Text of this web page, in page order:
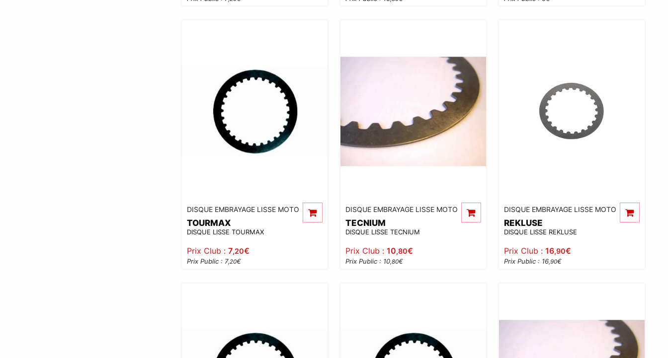
DISQUE EMBRAYAGE LISSE MOTO
TOURMAX
DISQUE LISSE TOURMAX
Prix Club : 7,20€
Prix Public : 7,20€
DISQUE EMBRAYAGE LISSE MOTO
TECNIUM
DISQUE LISSE TECNIUM
Prix Club :10,80€
Prix Public : 10,80€
DISQUE EMBRAYAGE LISSE MOTO
REKLUSE
DISQUE LISSE REKLUSE
Prix Club :16,90€
Prix Public : 16,90€